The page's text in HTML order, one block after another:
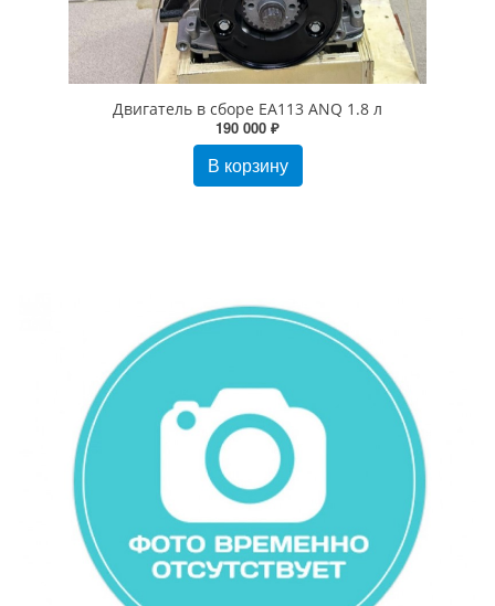
Двигатель в сборе EA113 ANQ 1.8 л
190 000 ₽
В корзину